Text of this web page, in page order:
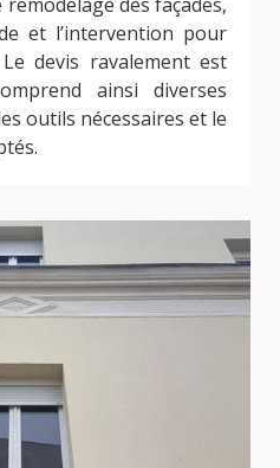
et l’intervention pour
devis ravalement est
ainsi diverses
outils nécessaires et le